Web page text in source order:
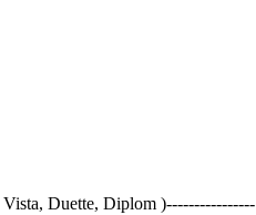
Duette, Diplom )----------------